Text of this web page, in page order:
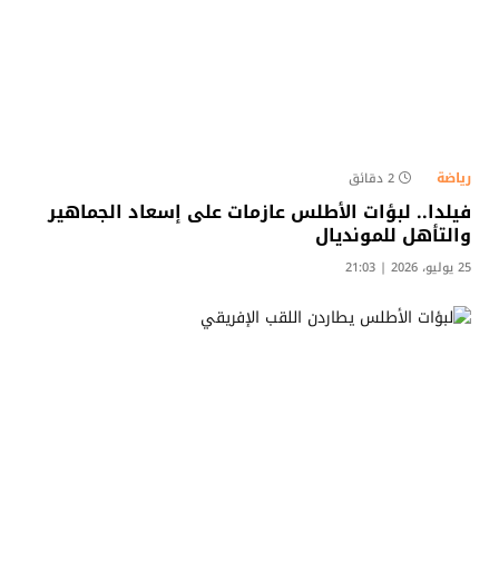
رياضة 2 دقائق
فيلدا.. لبؤات الأطلس عازمات على إسعاد الجماهير
والتأهل للمونديال
25 يوليو، 2026 | 21:03